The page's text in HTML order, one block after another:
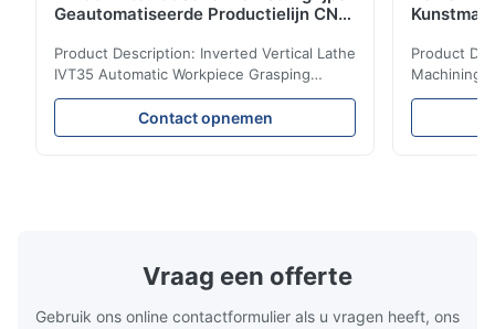
Geautomatiseerde Productielijn CNC
Product Description: Inverted Vertical Lathe
IVT35 Automatic Workpiece Grasping
Automated Production Line CNC Lathe
IVT35 automated production line stands
out with standardized modular design and
layout, it integrates turning, drilling and
boring for multi-process machining. Ideal
Contact opnemen
Product
Machining
Mineral
for the
Vraag een offerte
Gebruik ons online contactformulier als u vragen heeft, ons